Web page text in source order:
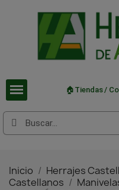
🏠Tiendas /
Inicio Herrajes
Castellanos